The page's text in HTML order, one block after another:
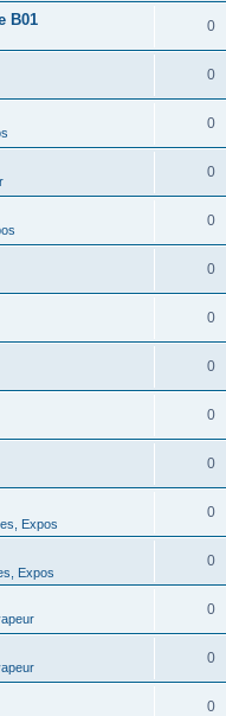
B01 0
0
0
0
0
0
0
0
0
0
Expos
0
Expos
0
0
0
0